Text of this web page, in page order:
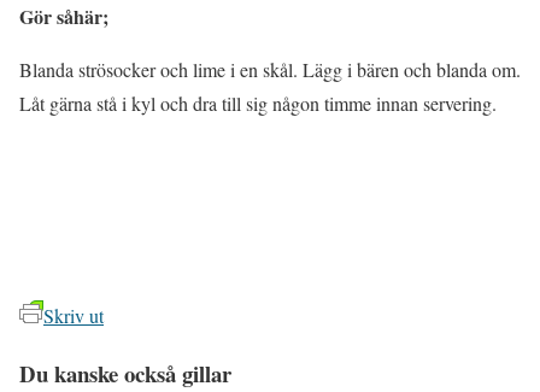
Gör såhär;
Blanda strösocker och lime i en skål. Lägg i bären och blanda om.
Låt gärna stå i kyl och dra till sig någon timme innan servering.
Skriv ut
Du kanske också gillar